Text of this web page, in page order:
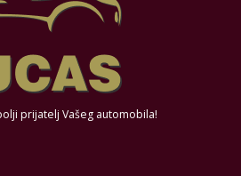
prijatelj Vašeg automobila!